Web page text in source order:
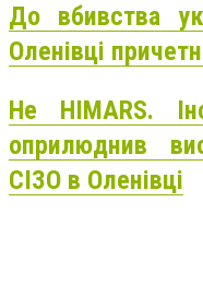
До вбивства
Оленівці
Не HIMARS.
оприлюднив
СІЗО в Оленівці